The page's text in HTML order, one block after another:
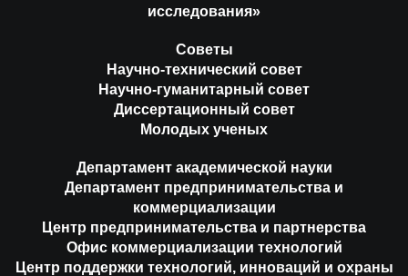
исследования»
Советы
Научно-технический совет
Научно-гуманитарный совет
Диссертационный совет
Молодых ученых
Департамент академической науки
Департамент предпринимательства и
коммерциализации
Центр предпринимательства и партнерства
Офис коммерциализации технологий
Центр поддержки технологий, инноваций и охраны